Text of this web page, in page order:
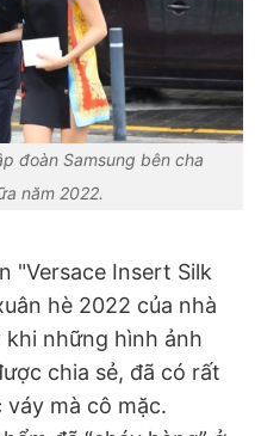
đoàn Samsung bên cha
năm 2022.
"Versace Insert Silk
hè 2022 của nhà
những hình ảnh
chia sẻ, đã có rất
mà cô mặc.